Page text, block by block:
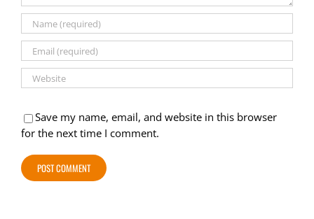
Save my name, email, and website in this browser
for the next time I comment.